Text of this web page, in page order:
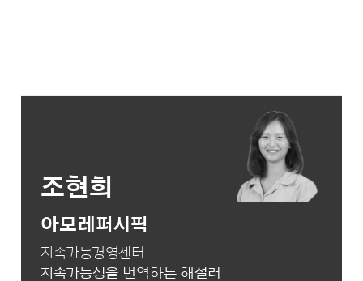
조현희
아모레퍼시픽
지속가능경영센터
지속가능성을 번역하는 해설러